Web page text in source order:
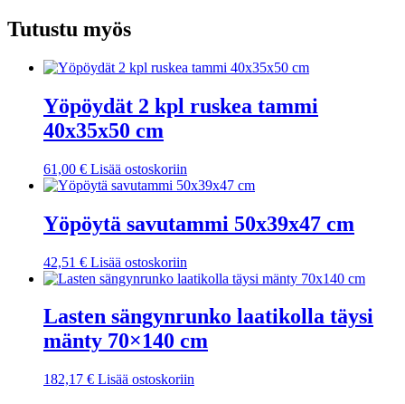
Tutustu myös
Yöpöydät 2 kpl ruskea tammi
40x35x50 cm
61,00 € Lisää ostoskoriin
Yöpöytä savutammi 50x39x47 cm
42,51 € Lisää ostoskoriin
Lasten sängynrunko laatikolla täysi
mänty 70×140 cm
182,17 € Lisää ostoskoriin